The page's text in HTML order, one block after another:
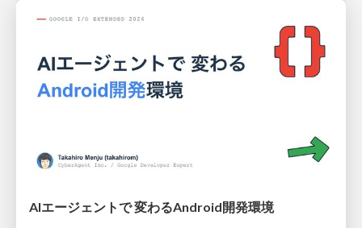
AIエージェントで 変わるAndroid開発環境